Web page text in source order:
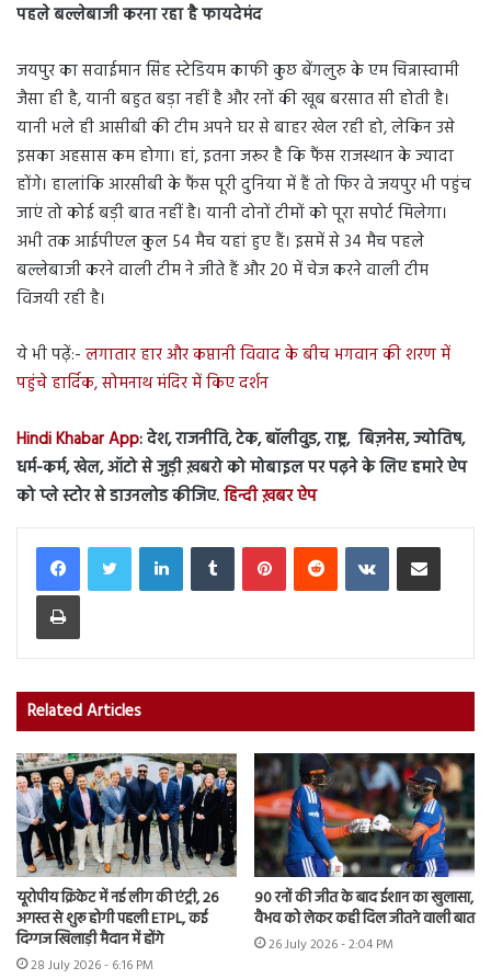
पहले बल्लेबाजी करना रहा है फायदेमंद
जयपुर का सवाईमान सिंह स्टेडियम काफी कुछ बेंगलुरु के एम चिन्नास्वामी
जैसा ही है, यानी बहुत बड़ा नहीं है और रनों की खूब बरसात सी होती है।
यानी भले ही आसीबी की टीम अपने घर से बाहर खेल रही हो, लेकिन उसे
इसका अहसास कम होगा। हां, इतना जरूर है कि फैंस राजस्थान के ज्यादा
होंगे। हालांकि आरसीबी के फैंस पूरी दुनिया में हैं तो फिर वे जयपुर भी पहुंच
जाएं तो कोई बड़ी बात नहीं है। यानी दोनों टीमों को पूरा सपोर्ट मिलेगा।
अभी तक आईपीएल कुल 54 मैच यहां हुए हैं। इसमें से 34 मैच पहले
बल्लेबाजी करने वाली टीम ने जीते हैं और 20 में चेज करने वाली टीम
विजयी रही है।
ये भी पढ़ें:- लगातार हार और कप्तानी विवाद के बीच भगवान की शरण में
पहुंचे हार्दिक, सोमनाथ मंदिर में किए दर्शन
Hindi Khabar App: देश, राजनीति, टेक, बॉलीवुड, राष्ट्र, बिज़नेस, ज्योतिष,
धर्म-कर्म, खेल, ऑटो से जुड़ी ख़बरो को मोबाइल पर पढ़ने के लिए हमारे ऐप
को प्ले स्टोर से डाउनलोड कीजिए.हिन्दी ख़बर ऐप
LinkedInTumblr PinterestReddit VKontakteShare via Email
Print
Related Articles
यूरोपीय क्रिकेट में नई लीग की एंट्री, 26
अगस्त से शुरू होगी पहली ETPL, कई
दिग्गज खिलाड़ी मैदान में होंगे
28 July 2026 - 6:16 PM
90 रनों की जीत के बाद ईशान का खुलासा,
वैभव को लेकर कही दिल जीतने वाली बात
26 July 2026 - 2:04 PM